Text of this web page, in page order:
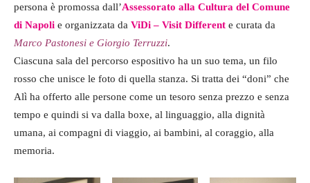
persona è promossa dall’Assessorato alla Cultura del Comune
di Napoli e organizzata da ViDi – Visit Different e curata da
Marco Pastonesi e Giorgio Terruzzi.
Ciascuna sala del percorso espositivo ha un suo tema, un filo
rosso che unisce le foto di quella stanza. Si tratta dei “doni” che
Alì ha offerto alle persone come un tesoro senza prezzo e senza
tempo e quindi si va dalla boxe, al linguaggio, alla dignità
umana, ai compagni di viaggio, ai bambini, al coraggio, alla
memoria.